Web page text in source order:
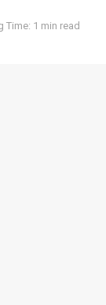
Time: 1 min read